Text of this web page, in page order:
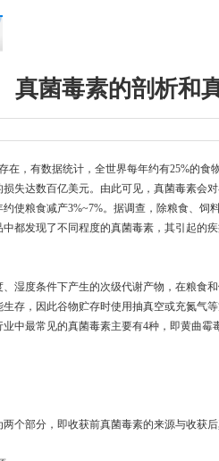
真菌毒素的剖析和
在，有数据统计，全世界每年约有25%的
失达数百亿美元。由此可见，真菌毒素会
使粮食减产3%~7%。据调查，除粮食、
都发现了不同程度的真菌毒素，其引起的
湿度条件下产生的次级代谢产物，在粮食
存，因此谷物贮存时使用抽真空或充氮气
中最常见的真菌毒素主要有4种，即黄曲霉
个部分，即收获前真菌毒素的来源与收获后